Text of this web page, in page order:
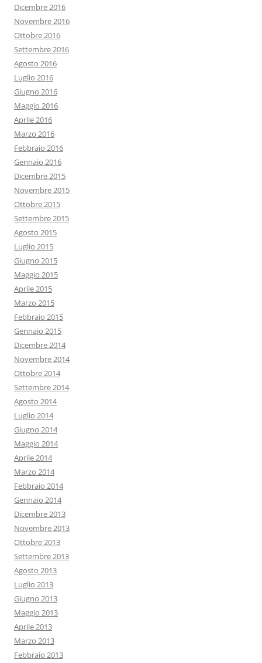
Dicembre 2016
Novembre 2016
Ottobre 2016
Settembre 2016
Agosto 2016
Luglio 2016
Giugno 2016
Maggio 2016
Aprile 2016
Marzo 2016
Febbraio 2016
Gennaio 2016
Dicembre 2015
Novembre 2015
Ottobre 2015
Settembre 2015
Agosto 2015
Luglio 2015
Giugno 2015
Maggio 2015
Aprile 2015
Marzo 2015
Febbraio 2015
Gennaio 2015
Dicembre 2014
Novembre 2014
Ottobre 2014
Settembre 2014
Agosto 2014
Luglio 2014
Giugno 2014
Maggio 2014
Aprile 2014
Marzo 2014
Febbraio 2014
Gennaio 2014
Dicembre 2013
Novembre 2013
Ottobre 2013
Settembre 2013
Agosto 2013
Luglio 2013
Giugno 2013
Maggio 2013
Aprile 2013
Marzo 2013
Febbraio 2013